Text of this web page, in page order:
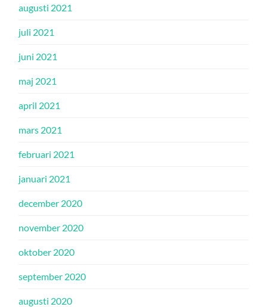
augusti 2021
juli 2021
juni 2021
maj 2021
april 2021
mars 2021
februari 2021
januari 2021
december 2020
november 2020
oktober 2020
september 2020
augusti 2020